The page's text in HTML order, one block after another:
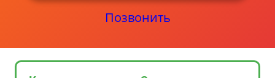
Позвонить